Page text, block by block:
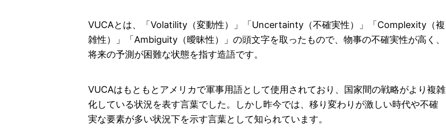
VUCAとは、「Volatility（変動性）」「Uncertainty（不確実性）」「Complexity（複
雑性）」「Ambiguity（曖昧性）」の頭文字を取ったもので、物事の不確実性が高く、
将来の予測が困難な状態を指す造語です。
VUCAはもともとアメリカで軍事用語として使用されており、国家間の戦略がより複雑
化している状況を表す言葉でした。しかし昨今では、移り変わりが激しい時代や不確
実な要素が多い状況下を示す言葉として知られています。